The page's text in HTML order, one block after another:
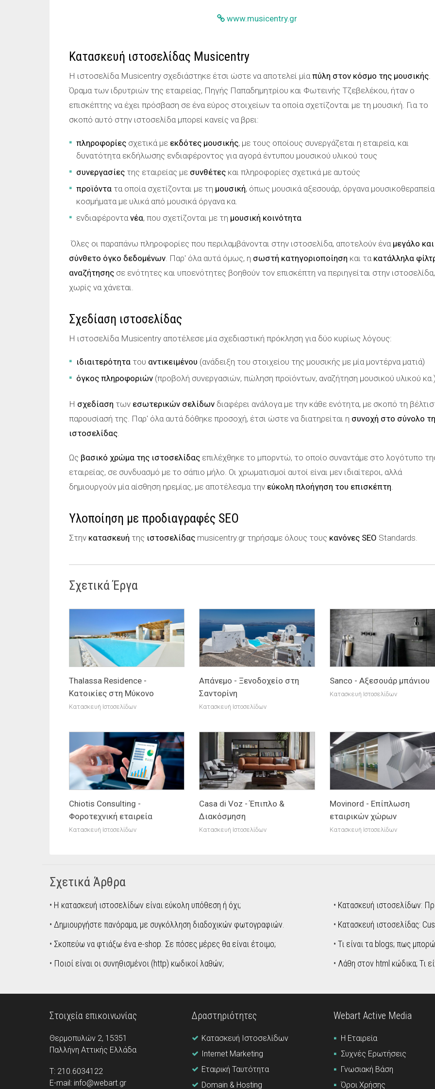
www.musicentry.gr
Κατασκευή ιστοσελίδας Musicentry
Η ιστοσελίδα Musicentry σχεδιάστηκε έτσι ώστε να αποτελεί μίαπύλη στον κόσμο της μουσικής.
Όραμα των ιδρυτριών της εταιρείας, Πηγής Παπαδημητρίου και Φωτεινής Τζεβελέκου, ήταν ο
επισκέπτης να έχει πρόσβαση σε ένα εύρος στοιχείων τα οποία σχετίζονται με τη μουσική. Για το
σκοπό αυτό στην ιστοσελίδα μπορεί κανείς να βρει:
πληροφορίες σχετικά με εκδότες μουσικής, με τους οποίους συνεργάζεται η εταιρεία, και
δυνατότητα εκδήλωσης ενδιαφέροντος για αγορά έντυπου μουσικού υλικού τους
συνεργασίες της εταιρείας με συνθέτες και πληροφορίες σχετικά με αυτούς
προϊόντα τα οποία σχετίζονται με τη μουσική, όπως μουσικά αξεσουάρ, όργανα
κοσμήματα με υλικά από μουσικά όργανα κα.
ενδιαφέροντανέα, που σχετίζονται με τη μουσική κοινότητα
Όλες οι παραπάνω πληροφορίες που περιλαμβάνονται στην ιστοσελίδα, αποτελούν ένα μεγάλο και
σύνθετο όγκο δεδομένων. Παρ' όλα αυτά όμως, η σωστή κατηγοριοποίηση και τα κατάλληλα
αναζήτησης σε ενότητες και υποενότητες βοηθούν τον επισκέπτη να περιηγείται στην ιστοσελίδα,
χωρίς να χάνεται.
Σχεδίαση ιστοσελίδας
Η ιστοσελίδα Musicentry αποτέλεσε μία σχεδιαστική πρόκληση για δύο κυρίως λόγους:
ιδιαιτερότητα του αντικειμένου (ανάδειξη του στοιχείου της μουσικής με μία μοντέρνα ματιά)
όγκος πληροφοριών (προβολή συνεργασιών, πώληση προϊόντων, αναζήτηση μουσικού υλικού
Η σχεδίαση των εσωτερικών σελίδων διαφέρει ανάλογα με την κάθε ενότητα, με σκοπό τη
παρουσίασή της. Παρ' όλα αυτά δόθηκε προσοχή, έτσι ώστε να διατηρείται η συνοχή στο σύνολο
ιστοσελίδας.
Ως βασικό χρώμα της ιστοσελίδας επιλέχθηκε το μπορντώ, το οποίο συναντάμε στο λογότυπο
εταιρείας, σε συνδυασμό με το σάπιο μήλο. Οι χρωματισμοί αυτοί είναι μεν ιδιαίτεροι, αλλά
δημιουργούν μία αίσθηση ηρεμίας, με αποτέλεσμα την εύκολη πλοήγηση του επισκέπτη.
Υλοποίηση με προδιαγραφές SEO
Στην κατασκευή της ιστοσελίδας musicentry.gr τηρήσαμε όλους τους κανόνες SEO Standards.
Σχετικά Έργα
Thalassa Residence -
Κατοικίες στη Μύκονο
Κατασκευή Ιστοσελίδων
Απάνεμο - Ξενοδοχείο στη
Σαντορίνη
Κατασκευή Ιστοσελίδων
Sanco - Αξεσουάρ μπάνιου
Κατασκευή Ιστοσελίδων
Chiotis Consulting -
Φοροτεχνική εταιρεία
Κατασκευή Ιστοσελίδων
Casa di Voz - Έπιπλο &
Διακόσμηση
Κατασκευή Ιστοσελίδων
Movinord - Επίπλωση
εταιρικών χώρων
Κατασκευή Ιστοσελίδων
Σχετικά Άρθρα
• Η κατασκευή ιστοσελίδων είναι εύκολη υπόθεση ή όχι; • Κατασκευή ιστοσελίδων:
• Δημιουργήστε πανόραμα, με συγκόλληση διαδοχικών φωτογραφιών. • Κατασκευή ιστοσελίδας:
• Σκοπεύω να φτιάξω ένα e-shop. Σε πόσες μέρες θα είναι έτοιμο; • Τι είναι τα blogs; πως
• Ποιοί είναι οι συνηθισμένοι (http) κωδικοί λαθών; • Λάθη στον html κώδικα; Τι
Στοιχεία επικοινωνίας
Θερμοπυλών 2, 15351
Παλλήνη Aττικής Ελλάδα
Τ: 210.6034122
E-mail: info@webart.gr
Δραστηριότητες
Κατασκευή Ιστοσελίδων
Internet Marketing
Εταιρική Ταυτότητα
Domain & Hosting
Webart Active Media
Η Εταιρεία
Συχνές Ερωτήσεις
Γνωσιακή Βάση
Όροι Χρήσης